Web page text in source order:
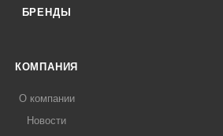
БРЕНДЫ
КОМПАНИЯ
О компании
Новости